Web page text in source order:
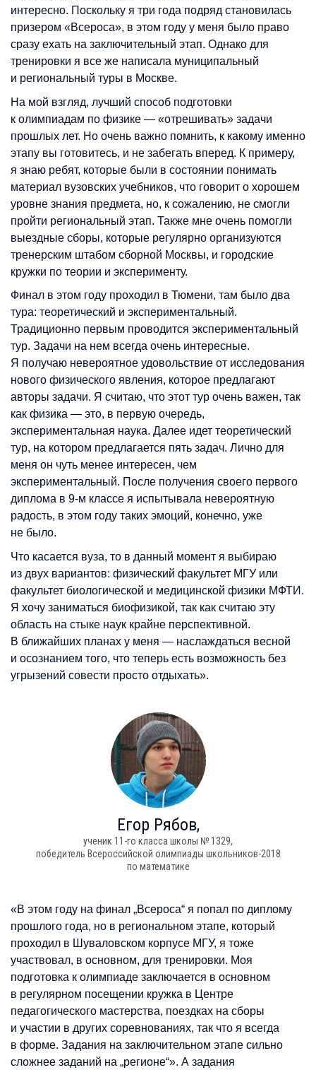
интересно. Поскольку я три года подряд становилась
призером «Всероса», в этом году у меня было право
сразу ехать на заключительный этап. Однако для
тренировки я все же написала муниципальный
и региональный туры в Москве.
На мой взгляд, лучший способ подготовки
к олимпиадам по физике — «отрешивать» задачи
прошлых лет. Но очень важно помнить, к какому именно
этапу вы готовитесь, и не забегать вперед. К примеру,
я знаю ребят, которые были в состоянии понимать
материал вузовских учебников, что говорит о хорошем
уровне знания предмета, но, к сожалению, не смогли
пройти региональный этап. Также мне очень помогли
выездные сборы, которые регулярно организуются
тренерским штабом сборной Москвы, и городские
кружки по теории и эксперименту.
Финал в этом году проходил в Тюмени, там было два
тура: теоретический и экспериментальный.
Традиционно первым проводится экспериментальный
тур. Задачи на нем всегда очень интересные.
Я получаю невероятное удовольствие от исследования
нового физического явления, которое предлагают
авторы задачи. Я считаю, что этот тур очень важен, так
как физика — это, в первую очередь,
экспериментальная наука. Далее идет теоретический
тур, на котором предлагается пять задач. Лично для
меня он чуть менее интересен, чем
экспериментальный. После получения своего первого
диплома в 9-м классе я испытывала невероятную
радость, в этом году таких эмоций, конечно, уже
не было.
Что касается вуза, то в данный момент я выбираю
из двух вариантов: физический факультет МГУ или
факультет биологической и медицинской физики МФТИ.
Я хочу заниматься биофизикой, так как считаю эту
область на стыке наук крайне перспективной.
В ближайших планах у меня — наслаждаться весной
и осознанием того, что теперь есть возможность без
угрызений совести просто отдыхать».
Егор Рябов,
ученик 11-го класса школы № 1329,
победитель Всероссийской олимпиады школьников-2018
по математике
«В этом году на финал „Всероса“ я попал по диплому
прошлого года, но в региональном этапе, который
проходил в Шуваловском корпусе МГУ, я тоже
участвовал, в основном, для тренировки. Моя
подготовка к олимпиаде заключается в основном
в регулярном посещении кружка в Центре
педагогического мастерства, поездках на сборы
и участии в других соревнованиях, так что я всегда
в форме. Задания на заключительном этапе сильно
сложнее заданий на „регионе“». А задания